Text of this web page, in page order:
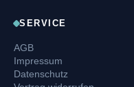
SERVICE
AGB
Impressum
Datenschutz